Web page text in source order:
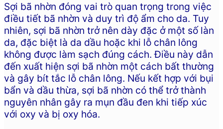
Sợi bã nhờn đóng vai trò quan trọng trong việc
điều tiết bã nhờn và duy trì độ ẩm cho da. Tuy
nhiên, sợi bã nhờn trở nên dày đặc ở một số làn
da, đặc biệt là da dầu hoặc khi lỗ chân lông
không được làm sạch đúng cách. Điều này dẫn
đến xuất hiện sợi bã nhờn một cách bất thường
và gây bít tắc lỗ chân lông. Nếu kết hợp với bụi
bẩn và dầu thừa, sợi bã nhờn có thể trở thành
nguyên nhân gây ra mụn đầu đen khi tiếp xúc
với oxy và bị oxy hóa.